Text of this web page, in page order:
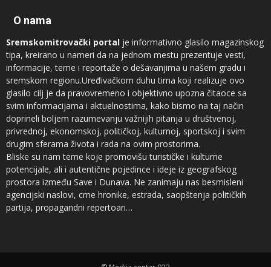
O nama
Sremskomitrovački portal je informativno glasilo magazinskog
tipa, kreirano u nameri da na jednom mestu prezentuje vesti,
informacije, teme i reportaže o dešavanjima u našem gradu i
sremskom regionu.Uređivačkom duhu tima koji realizuje ovo
glasilo cilj je da pravovremeno i objektivno upozna čitaoce sa
svim informacijama i aktuelnostima, kako bismo na taj način
doprineli boljem razumevanju važnijih pitanja u društvenoj,
privrednoj, ekonomskoj, političkoj, kulturnoj, sportskoj i svim
drugim sferama života i rada na ovim prostorima.
Bliske su nam teme koje promovišu turističke i kulturne
potencijale, ali i autentične pojedince i ideje iz geografskog
prostora između Save i Dunava. Ne zanimaju nas besmisleni
agencijski naslovi, crne hronike, estrada, saopštenja političkih
partija, propagandni repertoari…